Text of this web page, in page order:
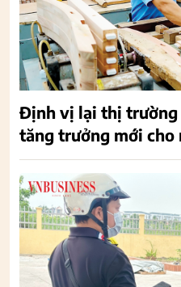
Định vị lại thị trường
tăng trưởng mới cho